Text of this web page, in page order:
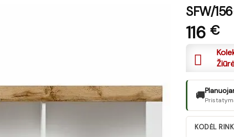
SFW/
116 €
🚚
KODĖL